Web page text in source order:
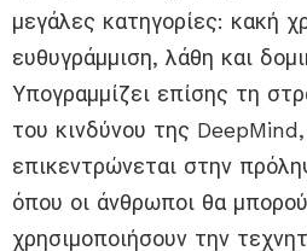
μεγάλες κατηγορίες: κακή
ευθυγράμμιση, λάθη και
Υπογραμμίζει επίσης τη
του κινδύνου της
επικεντρώνεται στην
όπου οι άνθρωποι θα
χρησιμοποιήσουν την